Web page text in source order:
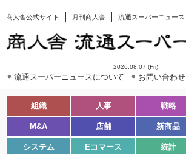
商人舎公式サイト 月刊商人舎 流通スーパーニュース
2026.08.07 (Fri)
流通スーパーニュースについて お問い合わせ
組織 人事 戦略
M&A 店舗 新商品
システム Eコマース 統計